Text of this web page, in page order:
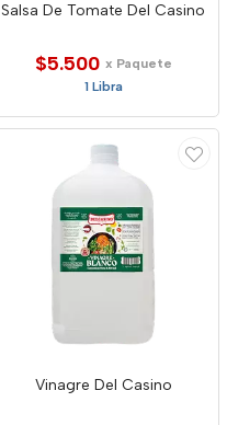
Salsa De Tomate Del Casino
$5.500 x Paquete
1 Libra
Vinagre Del Casino